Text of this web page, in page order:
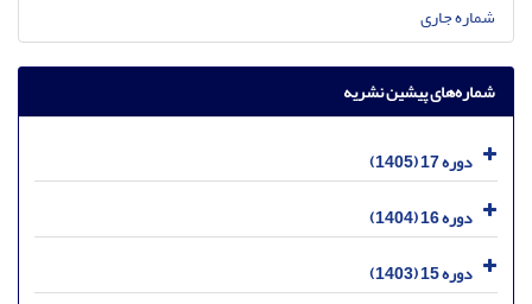
شماره جاری
شماره‌های پیشین نشریه
دوره 17 (1405)
دوره 16 (1404)
دوره 15 (1403)